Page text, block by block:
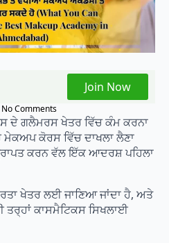
Join Now
No Comments
ਦੇ ਗਲੈਮਰਸ ਖੇਤਰ ਵਿੱਚ ਕੰਮ ਕਰਨਾ
ਮੇਕਅਪ ਕੋਰਸ ਵਿੱਚ ਦਾਖਲਾ ਲੈਣਾ
ਕਰਨ ਵੱਲ ਇੱਕ ਆਦਰਸ਼ ਪਹਿਲਾ
ਖੇਤਰ ਲਈ ਜਾਣਿਆ ਜਾਂਦਾ ਹੈ, ਅਤੇ
ਤਰ੍ਹਾਂ ਕਾਸਮੈਟਿਕਸ ਸਿਖਲਾਈ